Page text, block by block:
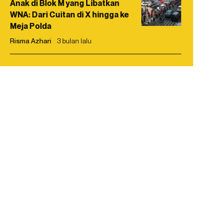
Anak di Blok M yang Libatkan
WNA: Dari Cuitan di X hingga ke
Meja Polda
Risma Azhari 3 bulan lalu